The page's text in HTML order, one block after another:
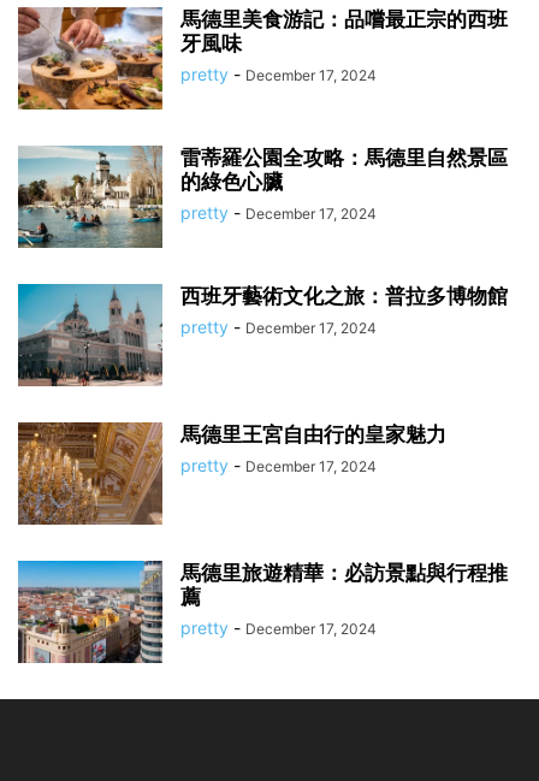
馬德里美食游記：品嚐最正宗的西班
牙風味
pretty - December 17, 2024
雷蒂羅公園全攻略：馬德里自然景區
的綠色心臟
pretty - December 17, 2024
西班牙藝術文化之旅：普拉多博物館
pretty - December 17, 2024
馬德里王宮自由行的皇家魅力
pretty - December 17, 2024
馬德里旅遊精華：必訪景點與行程推
薦
pretty - December 17, 2024